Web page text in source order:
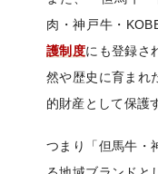
肉・神戸牛・
護制度にも登録さ
然や歴史に育まれ
的財産として保護
つまり「但馬牛・